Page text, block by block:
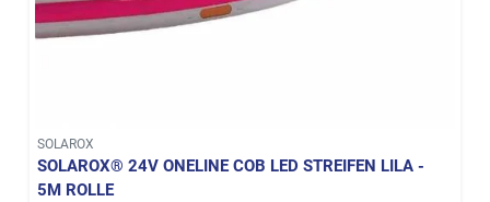
SOLAROX
SOLAROX® 24V ONELINE COB LED STREIFEN LILA -
5M ROLLE